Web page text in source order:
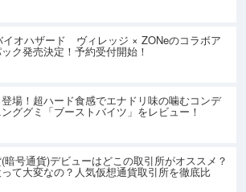
イオハザード ヴィレッジ × ZONeのコラボア
ク発売決定！予約受付開始！
場！超ハード食感でエナドリ味の噛むコンデ
ググミ「ブーストバイツ」をレビュー！
暗号通貨)デビューはどこの取引所がオススメ？
て大変なの？人気仮想通貨取引所を徹底比